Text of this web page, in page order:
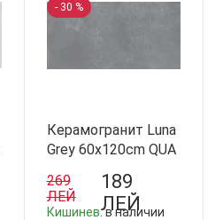
- 30 %
Керамогранит Luna
Grey 60x120cm QUA
189
ЛЕЙ
269
ЛЕЙ
Кишинев: в наличии